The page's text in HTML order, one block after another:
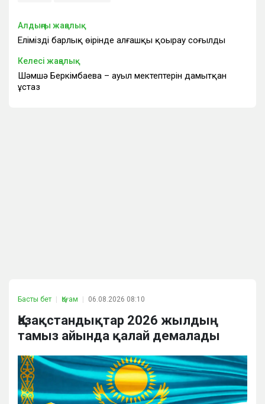
Алдыңғы жаңалық
Еліміздің барлық өңірінде алғашқы қоңырау соғылды
Келесі жаңалық
Шәмшә Беркімбаева – ауыл мектептерін дамытқан
ұстаз
Басты бет Қоғам 06.08.2026 08:10
Қазақстандықтар 2026 жылдың
тамыз айында қалай демалады